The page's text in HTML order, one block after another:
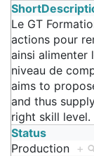
Le GT
actions pour
ainsi alimenter
niveau de
aims to
and thus
right skill level.
Status
Production +